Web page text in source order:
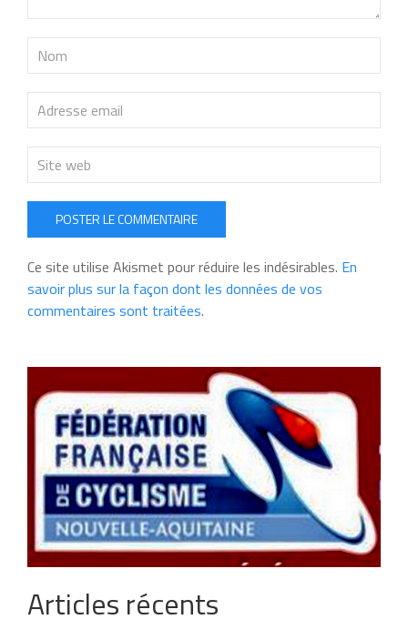
POSTER LE COMMENTAIRE
Ce site utilise Akismet pour réduire les indésirables. En
savoir plus sur la façon dont les données de vos
commentaires sont traitées.
Articles récents